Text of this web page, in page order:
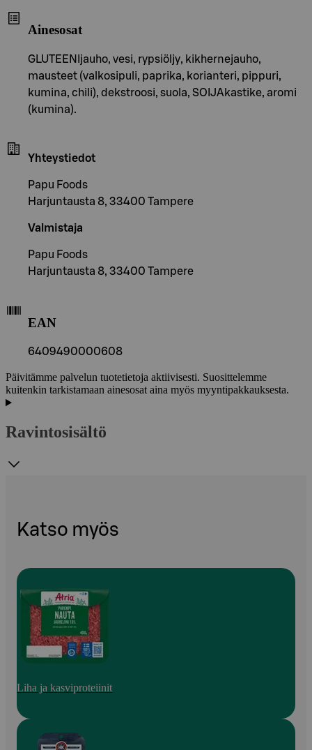
Ainesosat
GLUTEENIjauho, vesi, rypsiöljy, kikhernejauho,
mausteet (valkosipuli, paprika, korianteri, pippuri,
kumina, chili), dekstroosi, suola, SOIJAkastike, aromi
(kumina).
Yhteystiedot
Papu Foods
Harjuntausta 8, 33400 Tampere
Valmistaja
Papu Foods
Harjuntausta 8, 33400 Tampere
EAN
6409490000608
Päivitämme palvelun tuotetietoja aktiivisesti. Suosittelemme
kuitenkin tarkistamaan ainesosat aina myös myyntipakkauksesta.
Ravintosisältö
Katso myös
Liha ja kasviproteiinit